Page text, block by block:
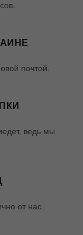
почтой.
ведь мы
от нас.